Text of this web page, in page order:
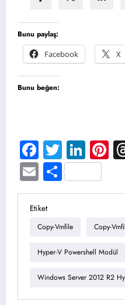
Bunu paylaş:
Facebook
X
Bunu beğen:
Facebook
Twitter
EmailShare
Etiket
Copy-Vmfile Copy-
Hyper-V Powershell Modül
Windows Server 2012 R2